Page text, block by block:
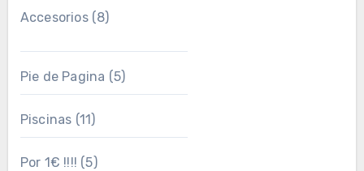
Accesorios(8)
Pie de Pagina (5)
Piscinas (11)
Por 1€ !!!! (5)